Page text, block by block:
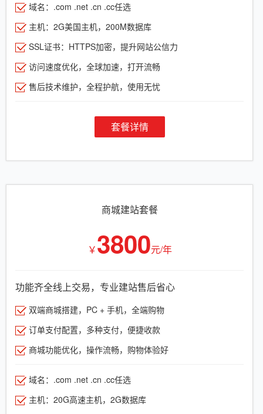
域名：.com .net .cn .cc任选
主机：2G美国主机，200M数据库
SSL证书：HTTPS加密，提升网站公信力
访问速度优化，全球加速，打开流畅
售后技术维护，全程护航，使用无忧
套餐详情
商城建站套餐
￥3800元/年
功能齐全线上交易，专业建站售后省心
双端商城搭建，PC + 手机，全端购物
订单支付配置，多种支付，便捷收款
商城功能优化，操作流畅，购物体验好
域名：.com .net .cn .cc任选
主机：20G高速主机，2G数据库